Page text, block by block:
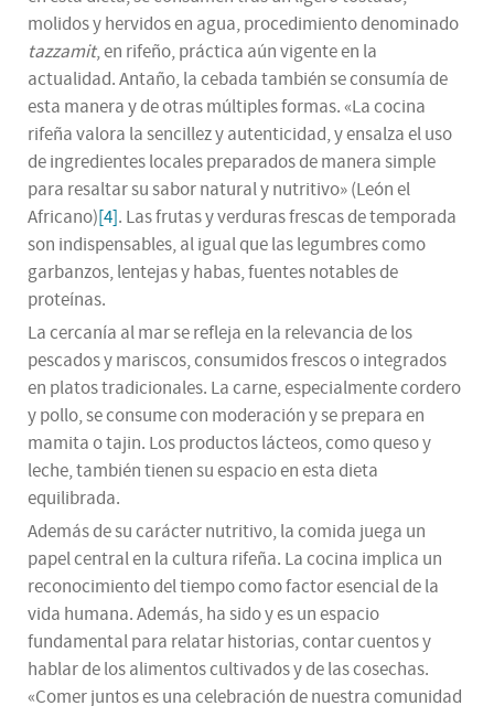
molidos y hervidos en agua, procedimiento denominado
tazzamit, en rifeño, práctica aún vigente en la
actualidad. Antaño, la cebada también se consumía de
esta manera y de otras múltiples formas. «La cocina
rifeña valora la sencillez y autenticidad, y ensalza el uso
de ingredientes locales preparados de manera simple
para resaltar su sabor natural y nutritivo» (León el
Africano)[4]. Las frutas y verduras frescas de temporada
son indispensables, al igual que las legumbres como
garbanzos, lentejas y habas, fuentes notables de
proteínas.
La cercanía al mar se refleja en la relevancia de los
pescados y mariscos, consumidos frescos o integrados
en platos tradicionales. La carne, especialmente cordero
y pollo, se consume con moderación y se prepara en
mamita o tajin. Los productos lácteos, como queso y
leche, también tienen su espacio en esta dieta
equilibrada.
Además de su carácter nutritivo, la comida juega un
papel central en la cultura rifeña. La cocina implica un
reconocimiento del tiempo como factor esencial de la
vida humana. Además, ha sido y es un espacio
fundamental para relatar historias, contar cuentos y
hablar de los alimentos cultivados y de las cosechas.
«Comer juntos es una celebración de nuestra comunidad